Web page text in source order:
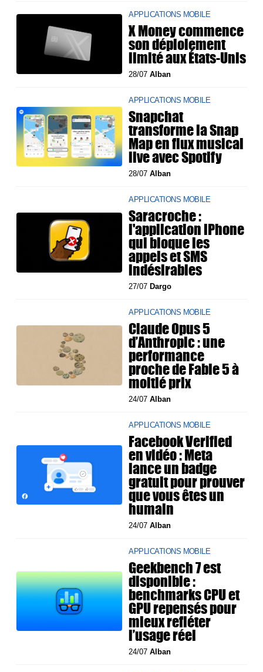
APPLICATIONS MOBILE
X Money commence
son déploiement
limité aux États-Unis
28/07Alban
APPLICATIONS MOBILE
Snapchat
transforme la Snap
Map en flux musical
live avec Spotify
28/07Alban
APPLICATIONS MOBILE
Saracroche :
l'application iPhone
qui bloque les
appels et SMS
indésirables
27/07Dargo
APPLICATIONS MOBILE
Claude Opus 5
d’Anthropic : une
performance
proche de Fable 5 à
moitié prix
24/07Alban
APPLICATIONS MOBILE
Facebook Verified
en vidéo : Meta
lance un badge
gratuit pour prouver
que vous êtes un
humain
24/07Alban
APPLICATIONS MOBILE
Geekbench 7 est
disponible :
benchmarks CPU et
GPU repensés pour
mieux refléter
l’usage réel
24/07Alban